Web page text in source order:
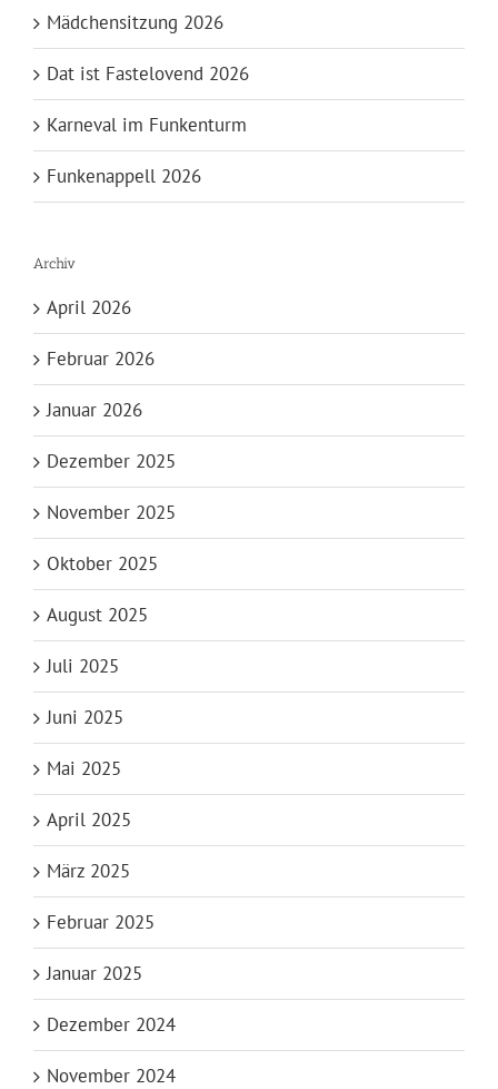
Mädchensitzung 2026
Dat ist Fastelovend 2026
Karneval im Funkenturm
Funkenappell 2026
Archiv
April 2026
Februar 2026
Januar 2026
Dezember 2025
November 2025
Oktober 2025
August 2025
Juli 2025
Juni 2025
Mai 2025
April 2025
März 2025
Februar 2025
Januar 2025
Dezember 2024
November 2024